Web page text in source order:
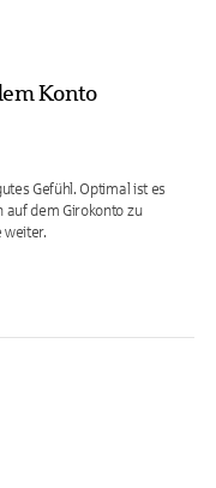
Konto
Gefühl. Optimal ist es
auf dem Girokonto zu
weiter.